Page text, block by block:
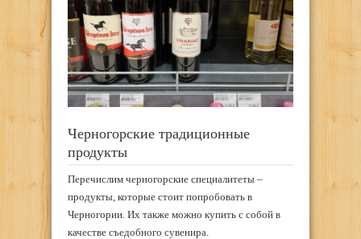
Черногорские традиционные
продукты
Перечислим черногорские специалитеты –
продукты, которые стоит попробовать в
Черногории. Их также можно купить с собой в
качестве съедобного сувенира.